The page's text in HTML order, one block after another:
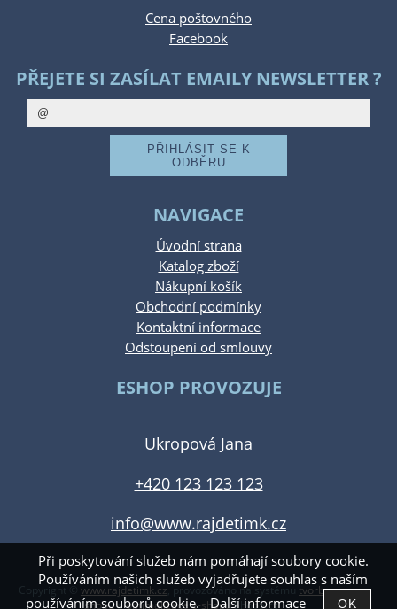
Cena poštovného
Facebook
PŘEJETE SI ZASÍLAT EMAILY NEWSLETTER ?
NAVIGACE
Úvodní strana
Katalog zboží
Nákupní košík
Obchodní podmínky
Kontaktní informace
Odstoupení od smlouvy
ESHOP PROVOZUJE
Ukropová Jana
+420 123 123 123
info@www.rajdetimk.cz
Copyright © www.rajdetimk.cz provozováno na systému tvorba e-
shopuaoptimalizace e-shopuShop5.cz
Při poskytování služeb nám pomáhají soubory cookie.
Používáním našich služeb vyjadřujete souhlas s naším
používáním souborů cookie.Další informace